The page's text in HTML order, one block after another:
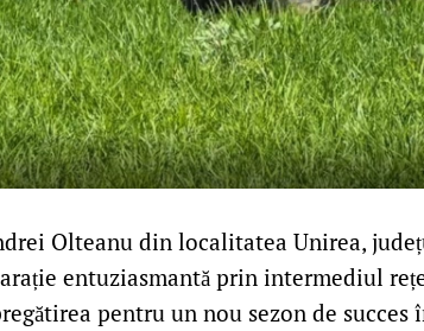
Olteanu din localitatea Unirea,
entuziasmantă prin intermediul
pentru un nou sezon de succes